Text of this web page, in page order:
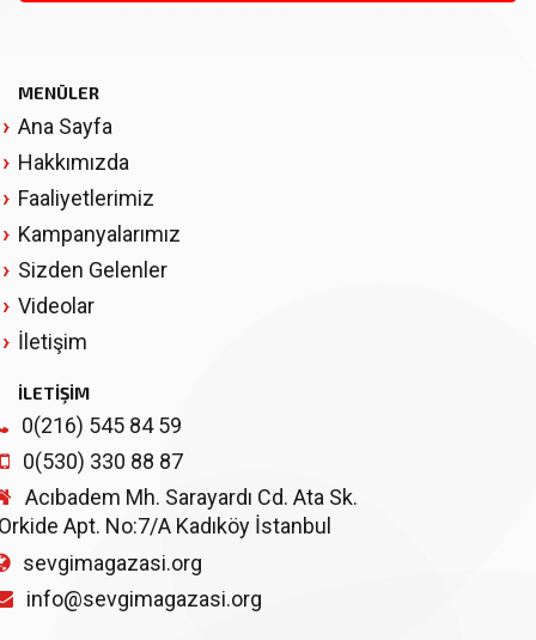
MENÜLER
Ana Sayfa
Hakkımızda
Faaliyetlerimiz
Kampanyalarımız
Sizden Gelenler
Videolar
İletişim
İLETİŞİM
0(216) 545 84 59
0(530) 330 88 87
Acıbadem Mh. Sarayardı Cd. Ata Sk.
Apt. No:7/A Kadıköy İstanbul
sevgimagazasi.org
info@sevgimagazasi.org